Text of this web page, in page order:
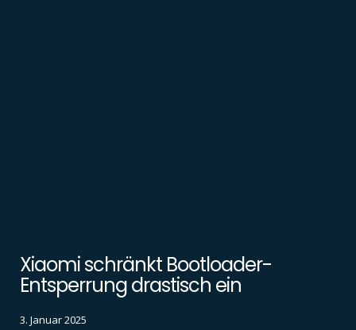
Xiaomi schränkt Bootloader-
Entsperrung drastisch ein
3. Januar 2025